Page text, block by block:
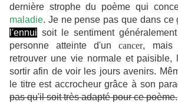
dernière strophe du poème qui
maladie. Je ne pense pas que dans ce
l'ennui soit le sentiment
personne atteinte d'uncancer, mais
retrouver une vie normale et paisible,
sortir afin de voir les jours avenirs.
le titre est accrocheur grâce à son
pas qu'il soit très adapté pour ce poème.